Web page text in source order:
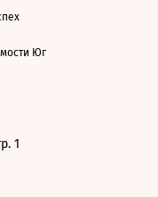
Юг
1